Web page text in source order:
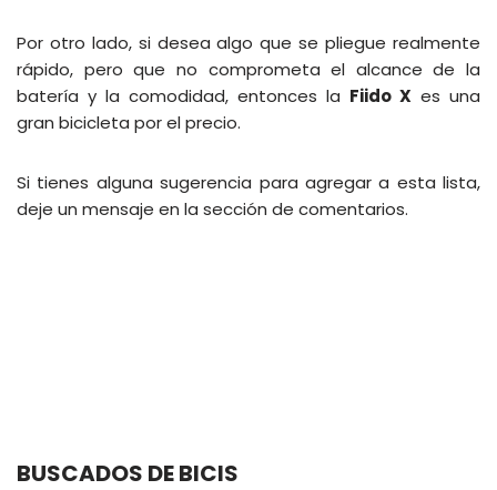
Por otro lado, si desea algo que se pliegue realmente
rápido, pero que no comprometa el alcance de la
batería y la comodidad, entonces la Fiido X es una
gran bicicleta por el precio.
Si tienes alguna sugerencia para agregar a esta lista,
deje un mensaje en la sección de comentarios.
BUSCADOS DE BICIS